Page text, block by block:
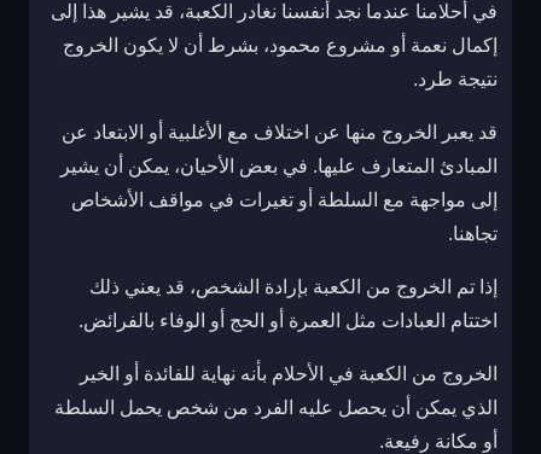
في أحلامنا عندما نجد أنفسنا نغادر الكعبة، قد يشير هذا إلى
إكمال نعمة أو مشروع محمود، بشرط أن لا يكون الخروج
نتيجة طرد.
قد يعبر الخروج منها عن اختلاف مع الأغلبية أو الابتعاد عن
المبادئ المتعارف عليها. في بعض الأحيان، يمكن أن يشير
إلى مواجهة مع السلطة أو تغيرات في مواقف الأشخاص
تجاهنا.
إذا تم الخروج من الكعبة بإرادة الشخص، قد يعني ذلك
اختتام العبادات مثل العمرة أو الحج أو الوفاء بالفرائض.
الخروج من الكعبة في الأحلام بأنه نهاية للفائدة أو الخير
الذي يمكن أن يحصل عليه الفرد من شخص يحمل السلطة
أو مكانة رفيعة.